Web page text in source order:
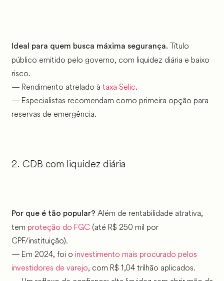
Ideal para quem busca máxima segurança. Título
público emitido pelo governo, com liquidez diária e baixo
risco.
— Rendimento atrelado à taxa Selic.
— Especialistas recomendam como primeira opção para
reservas de emergência.
2. CDB com liquidez diária
Por que é tão popular? Além de rentabilidade atrativa,
tem proteção do FGC(até R$ 250 mil por
CPF/instituição).
— Em 2024, foi o investimento mais procurado pelos
investidores de varejo, com R$ 1,04 trilhão aplicados.